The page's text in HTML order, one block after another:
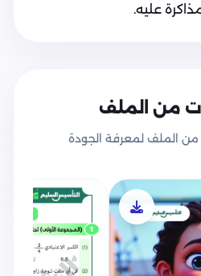
عليه.
من الملف
الملف لمعرفة الجودة